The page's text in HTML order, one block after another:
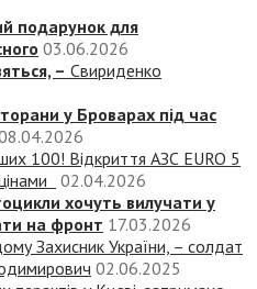
подарунок для
03.06.2026
– Свириденко
у Броварах під час
100! Відкриття АЗС EURO 5
02.04.2026
хочуть вилучати у
на фронт 17.03.2026
Захисник України, – солдат
02.06.2025